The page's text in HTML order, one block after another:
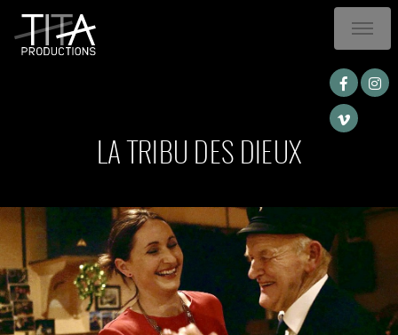
LA TRIBU DES DIEUX